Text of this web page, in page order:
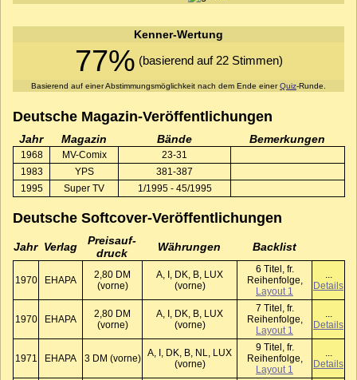
Kenner-Wertung
77% (basierend auf 22 Stimmen)
Basierend auf einer Abstimmungsmöglichkeit nach dem Ende einerQuiz-Runde.
Deutsche Magazin-Veröffentlichungen
Jahr Magazin Bände Bemerkungen
1968 MV-Comix
23-31
1983
YPS
381-387
1995
Super TV 1/1995 - 45/1995
Deutsche Softcover-Veröffentlichungen
Jahr Verlag
Preis­auf­
druck
Währungen Backlist
1970 EHAPA
2,80 DM
(vorne)
A, I, DK, B, LUX
(vorne)
6 Titel, fr.
Reihenfolge,
Layout 1
...
Details
1970 EHAPA
2,80 DM
(vorne)
A, I, DK, B, LUX
(vorne)
7 Titel, fr.
Reihenfolge,
Layout 1
...
Details
1971 EHAPA 3 DM (vorne)
A, I, DK, B, NL, LUX
(vorne)
9 Titel, fr.
Reihenfolge,
Layout 1
...
Details